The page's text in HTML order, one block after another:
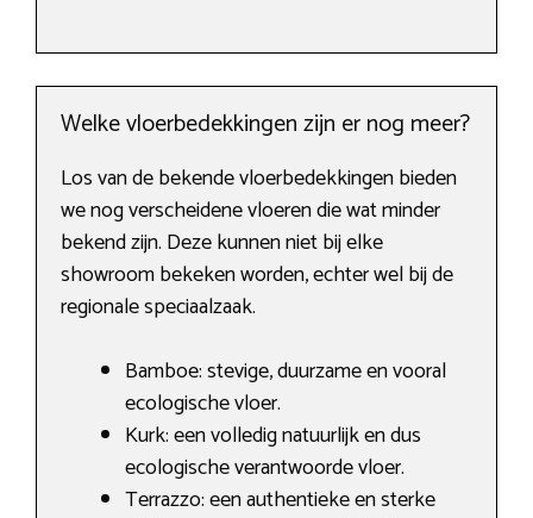
Welke vloerbedekkingen zijn er nog meer?
Los van de bekende vloerbedekkingen bieden
we nog verscheidene vloeren die wat minder
bekend zijn. Deze kunnen niet bij elke
showroom bekeken worden, echter wel bij de
regionale speciaalzaak.
Bamboe: stevige, duurzame en vooral
ecologische vloer.
Kurk: een volledig natuurlijk en dus
ecologische verantwoorde vloer.
Terrazzo: een authentieke en sterke